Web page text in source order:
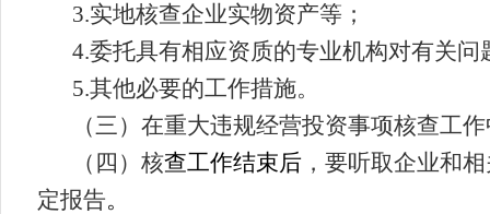
3.实地核查企业实物资产等；
4.委托具有相应资质的专业机构对有关
5.其他必要的工作措施。
（三）在重大违规经营投资事项核查工
（四） 核查工作结束后 ，要听取企业和
定报告。